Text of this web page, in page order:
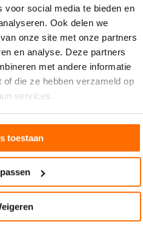
voor social media te bieden en
Ook delen we
onze site met onze partners
en analyse. Deze partners
met andere informatie
die ze hebben verzameld op
services.
toestaan
gaat voor de
verpakkings- en
flow, mede dankzij de
‘We zijn gestart…